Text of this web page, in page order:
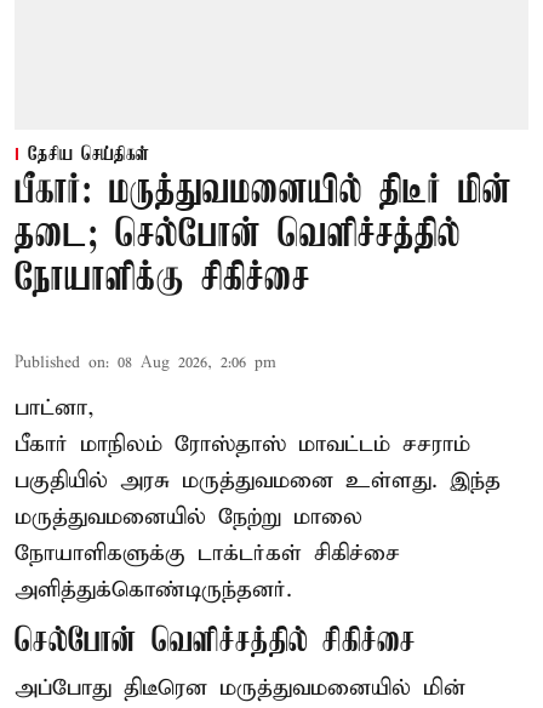
தேசிய செய்திகள்
பீகார்: மருத்துவமனையில் திடீர் மின்
தடை; செல்போன் வெளிச்சத்தில்
நோயாளிக்கு சிகிச்சை
Published on: 08 Aug 2026, 2:06 pm
பாட்னா,
பீகார் மாநிலம் ரோஸ்தாஸ் மாவட்டம் சசராம்
பகுதியில் அரசு மருத்துவமனை உள்ளது. இந்த
மருத்துவமனையில் நேற்று மாலை
நோயாளிகளுக்கு டாக்டர்கள் சிகிச்சை
அளித்துக்கொண்டிருந்தனர்.
செல்போன் வெளிச்சத்தில் சிகிச்சை
அப்போது திடீரென மருத்துவமனையில் மின்